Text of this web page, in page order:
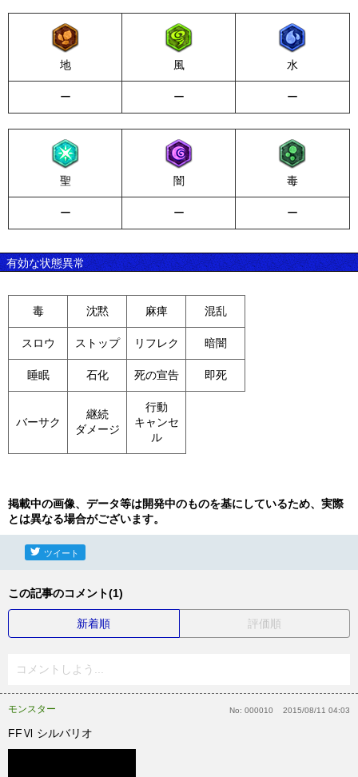
地 風 水
ー ー ー
聖 闇 毒
ー ー ー
有効な状態異常
毒 沈黙 麻痺 混乱
スロウ ストップ リフレク 暗闇
睡眠 石化 死の宣告 即死
バーサク
継続
ダメージ
行動
キャンセ
ル
掲載中の画像、データ等は開発中のものを基にしているため、実際
とは異なる場合がございます。
ツイート
この記事のコメント(1)
新着順 評価順
コメントしよう...
モンスター No: 000010 2015/08/11 04:03
FFⅥ シルバリオ